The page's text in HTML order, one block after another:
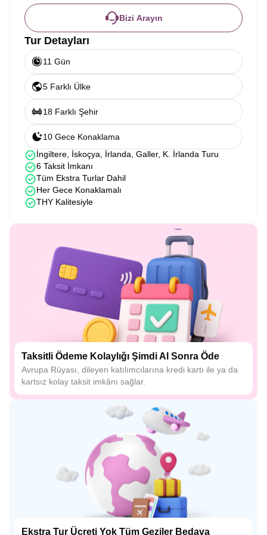
Bizi Arayın
Tur Detayları
11 Gün
5 Farklı Ülke
18 Farklı Şehir
10 Gece Konaklama
İngiltere, İskoçya, İrlanda, Galler, K. İrlanda Turu
6 Taksit İmkanı
Tüm Ekstra Turlar Dahil
Her Gece Konaklamalı
THY Kalitesiyle
Taksitli Ödeme Kolaylığı Şimdi Al Sonra Öde
Avrupa Rüyası, dileyen katılımcılarına kredi kartı ile ya da
kartsız kolay taksit imkânı sağlar.
Ekstra Tur Ücreti Yok Tüm Geziler Bedava